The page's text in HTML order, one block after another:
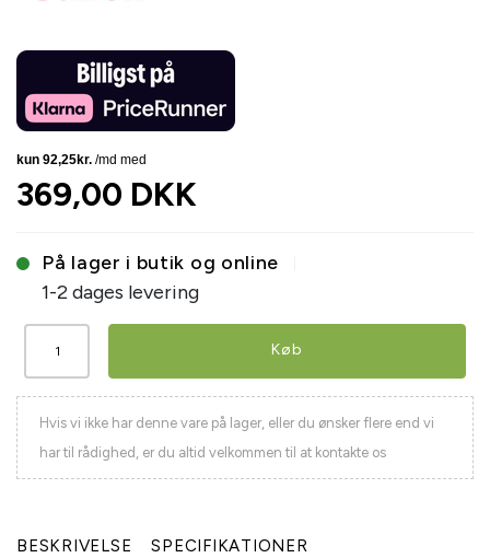
369,00 DKK
På lager i butik og online
1-2 dages levering
Køb
Hvis vi ikke har denne vare på lager, eller du ønsker flere end vi
har til rådighed, er du altid velkommen til at kontakte os
BESKRIVELSE SPECIFIKATIONER